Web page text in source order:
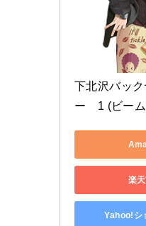
下北沢バッ
ー　1 (ビー
楽
Yahoo!シ